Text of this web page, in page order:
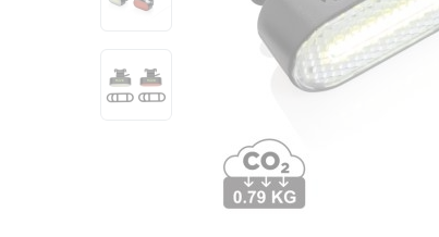
View larger image